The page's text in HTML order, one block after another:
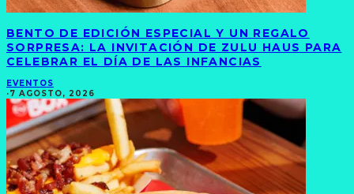
BENTO DE EDICIÓN ESPECIAL Y UN REGALO
SORPRESA: LA INVITACIÓN DE ZULU HAUS PARA
CELEBRAR EL DÍA DE LAS INFANCIAS
EVENTOS
·7 AGOSTO, 2026